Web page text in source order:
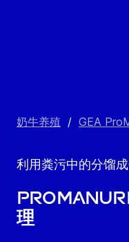
奶牛养殖 / GEA
利用粪污中的分馏
ProManure
理